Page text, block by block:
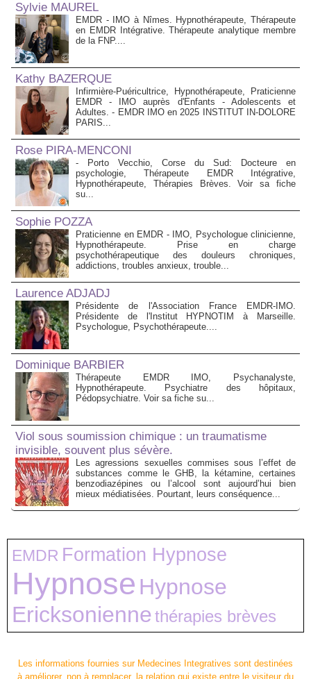
Sylvie MAUREL
EMDR - IMO à Nîmes. Hypnothérapeute, Thérapeute
en EMDR Intégrative. Thérapeute analytique membre
de la FNP....
Kathy BAZERQUE
Infirmière-Puéricultrice, Hypnothérapeute, Praticienne
EMDR - IMO auprès d'Enfants - Adolescents et
Adultes. - EMDR IMO en 2025 INSTITUT IN-DOLORE
PARIS...
Rose PIRA-MENCONI
- Porto Vecchio, Corse du Sud: Docteure en
psychologie, Thérapeute EMDR Intégrative,
Hypnothérapeute, Thérapies Brèves. Voir sa fiche
su...
Sophie POZZA
Praticienne en EMDR - IMO, Psychologue clinicienne,
Hypnothérapeute. Prise en charge
psychothérapeutique des douleurs chroniques,
addictions, troubles anxieux, trouble...
Laurence ADJADJ
Présidente de l'Association France EMDR-IMO.
Présidente de l'Institut HYPNOTIM à Marseille.
Psychologue, Psychothérapeute....
Dominique BARBIER
Thérapeute EMDR IMO, Psychanalyste,
Hypnothérapeute. Psychiatre des hôpitaux,
Pédopsychiatre. Voir sa fiche su...
Viol sous soumission chimique : un traumatisme
invisible, souvent plus sévère.
Les agressions sexuelles commises sous l’effet de
substances comme le GHB, la kétamine, certaines
benzodiazépines ou l’alcool sont aujourd’hui bien
mieux médiatisées. Pourtant, leurs conséquence...
EMDR Formation Hypnose
Hypnose Hypnose
Ericksoniennethérapies brèves
Les informations fournies sur Medecines Integratives sont destinées
à améliorer, non à remplacer, la relation qui existe entre le visiteur du